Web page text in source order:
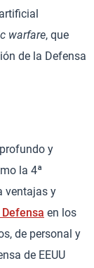
warfare, que
de la Defensa
y
la 4ª
ventajas y
en los
de personal y
de EEUU